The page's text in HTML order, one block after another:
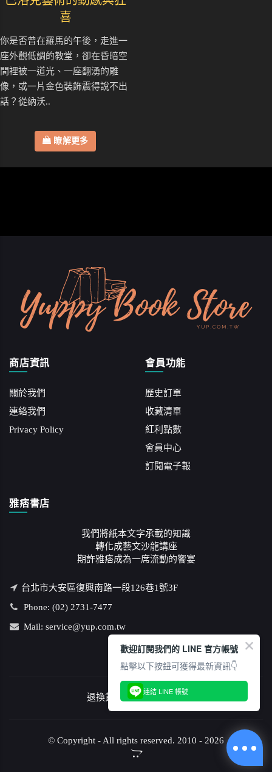
喜
你是否曾在羅馬的午後，走進一
座外觀低調的教堂，卻在昏暗空
間裡被一道光、一座翻湧的雕
像，或一片金色裝飾震得說不出
話？從納沃..
瞭解更多
商店資訊
關於我們
連絡我們
Privacy Policy
會員功能
歷史訂單
收藏清單
紅利點數
會員中心
訂閱電子報
雅痞書店
我們將紙本文字承載的知識
轉化成藝文沙龍講座
期許雅痞成為一席流動的饗宴
台北市大安區復興南路一段126巷1號3F
Phone: (02) 2731-7477
Mail: service@yup.com.tw
退換貨說明/隱私權政策
© Copyright - All rights reserved. 2010 - 2026
歡迎訂閱我們的 LINE 官方帳號
點擊以下按鈕可獲得最新資訊👇
連結 LINE 帳號